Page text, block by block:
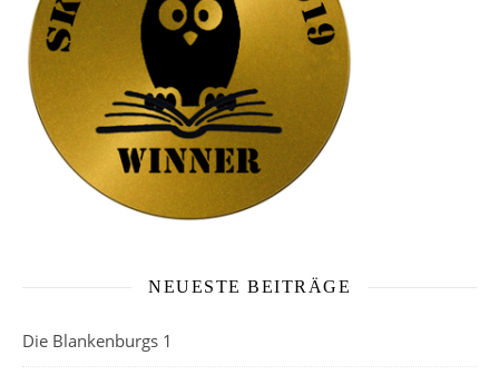
NEUESTE BEITRÄGE
Die Blankenburgs 1